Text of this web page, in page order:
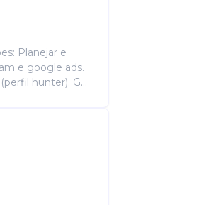
Planejar e
e google ads.
hunter). G...